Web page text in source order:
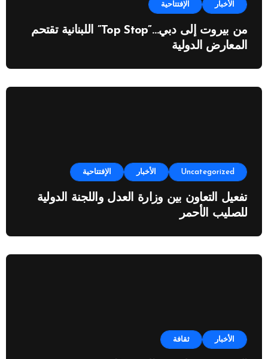
الأخبار الإفتتاحية
من بيروت إلى دبي…”Top Stop” اللبنانية تقتحم
المعارض الدولية
Uncategorized الأخبار الإفتتاحية
تفعيل التعاون بين وزارة العدل واللجنة الدولية
للصليب الأحمر
الأخبار ثقافة